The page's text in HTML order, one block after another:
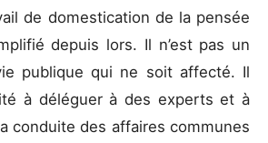
de domestication de la pensée
depuis lors. Il n’est pas un
publique qui ne soit affecté. Il
à déléguer à des experts et à
conduite des affaires communes